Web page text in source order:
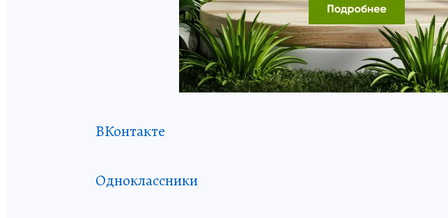
ВКонтакте
Одноклассники